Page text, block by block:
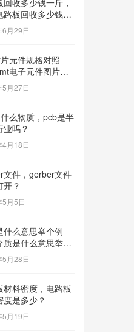
路板回收多少钱一
月29日
元件规格对照
电子元件图片及
月27日
么物质，pcb是半
业吗？
月18日
文件，gerber文件
开？
月5日
什么意思举个例
质是什么意思举个
句？
月28日
材料密度，电路板
度是多少？
月19日